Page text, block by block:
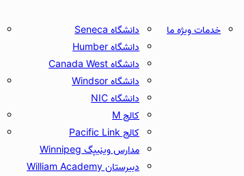
خدمات ویژه ما
دانشگاه Seneca
دانشگاه Humber
دانشگاه Canada West
دانشگاه Windsor
دانشگاه NIC
کالج M
کالج Pacific Link
مدارس وینیپگ Winnipeg
دبیرستان William Academy